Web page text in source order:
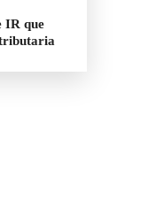
IR que